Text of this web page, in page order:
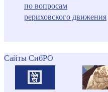
по вопросам
рериховского движения
Сайты СибРО